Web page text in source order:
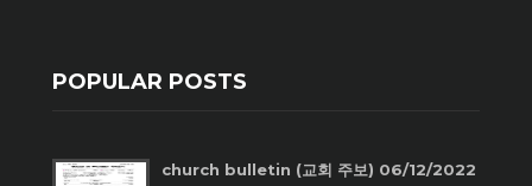
POPULAR POSTS
church bulletin (교회 주보) 06/12/2022